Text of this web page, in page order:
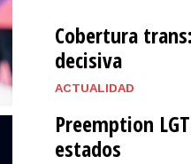
Cobertura
decisiva
ACTUALIDAD
Preemption
estados